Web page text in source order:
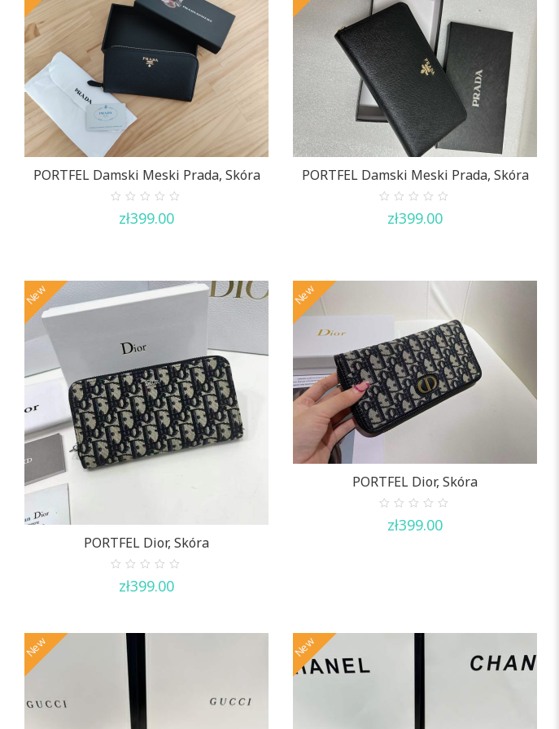
PORTFEL Damski Meski Prada, Skóra
out
zł399.00
PORTFEL Damski Meski Prada, Skóra
out
zł399.00
New
PORTFEL Dior, Skóra
out
zł399.00
New
PORTFEL Dior, Skóra
out
zł399.00
New New